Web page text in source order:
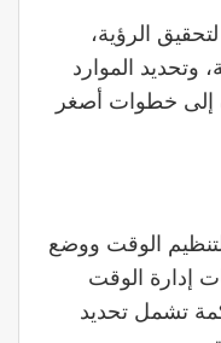
الرؤية،
وتحديد الموارد
إلى خطوات أصغر
الوقت ووضع
إدارة الوقت
تشمل تحديد